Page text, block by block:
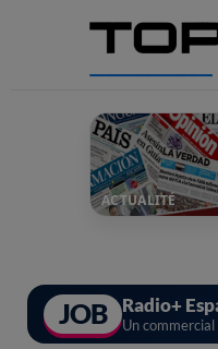
ACTUALITÉ
JOB Radio+
Un